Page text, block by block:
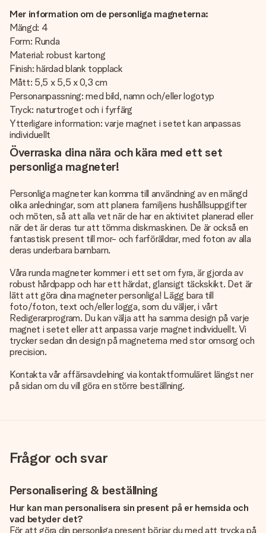
Mer information om de personliga magneterna:
Mängd: 4
Form: Runda
Material: robust kartong
Finish: härdad blank topplack
Mått: 5,5 x 5,5 x 0,3 cm
Personanpassning: med bild, namn och/eller logotyp
Tryck: naturtroget och i fyrfärg
Ytterligare information: varje magnet i setet kan anpassas
individuellt
Överraska dina nära och kära med ett set
personliga magneter!
Personliga magneter kan komma till användning av en mängd
olika anledningar, som att planera familjens hushållsuppgifter
och möten, så att alla vet när de har en aktivitet planerad eller
när det är deras tur att tömma diskmaskinen. De är också en
fantastisk present till mor- och farföräldrar, med foton av alla
deras underbara barnbarn.
Våra runda magneter kommer i ett set om fyra, är gjorda av
robust hårdpapp och har ett härdat, glansigt täckskikt. Det är
lätt att göra dina magneter personliga! Lägg bara till
foto/foton, text och/eller logga, som du väljer, i vårt
Redigerarprogram. Du kan välja att ha samma design på varje
magnet i setet eller att anpassa varje magnet individuellt. Vi
trycker sedan din design på magneterna med stor omsorg och
precision.
Kontakta vår affärsavdelning via kontaktformuläret längst ner
på sidan om du vill göra en större beställning.
Frågor och svar
Personalisering & beställning
Hur kan man personalisera sin present på er hemsida och
vad betyder det?
För att göra din personliga present börjar du med att trycka på